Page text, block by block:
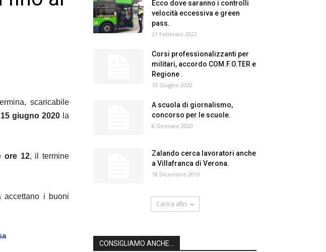
scaricabile
15 giugno 2020 la
ore 12, iltermine
accettano i buoni
Ecco dove saranno i controlli
velocità eccessiva e green
pass.
21 Febbraio 2022
Corsi professionalizzanti per
militari, accordo COM.F.O.TER e
Regione .
10 Giugno 2020
A scuola di giornalismo,
concorso per le scuole.
8 Gennaio 2020
Zalando cerca lavoratori anche
a Villafranca di Verona.
18 Dicembre 2019
Carica altri
CONSIGLIAMO ANCHE...